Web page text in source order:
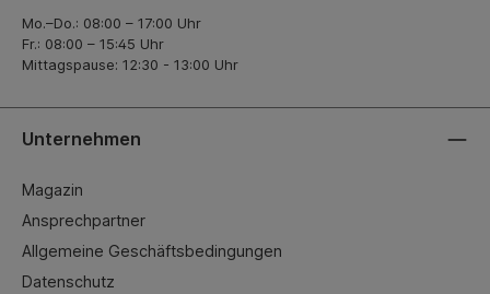
Mo.–Do.: 08:00 – 17:00 Uhr
Fr.: 08:00 – 15:45 Uhr
Mittagspause: 12:30 - 13:00 Uhr
Unternehmen
Magazin
Ansprechpartner
Allgemeine Geschäftsbedingungen
Datenschutz